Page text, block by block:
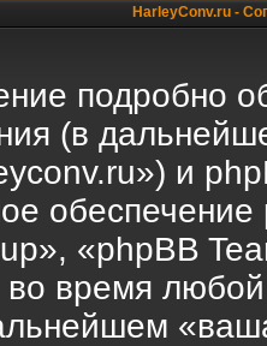
HarleyConv.ru -
подробно
(в
и
«phpBB
время